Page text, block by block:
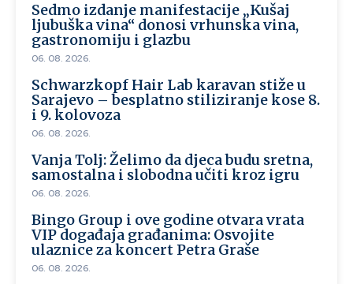
Sedmo izdanje manifestacije „Kušaj
ljubuška vina“ donosi vrhunska vina,
gastronomiju i glazbu
06. 08. 2026.
Schwarzkopf Hair Lab karavan stiže u
Sarajevo – besplatno stiliziranje kose 8.
i 9. kolovoza
06. 08. 2026.
Vanja Tolj: Želimo da djeca budu sretna,
samostalna i slobodna učiti kroz igru
06. 08. 2026.
Bingo Group i ove godine otvara vrata
VIP događaja građanima: Osvojite
ulaznice za koncert Petra Graše
06. 08. 2026.